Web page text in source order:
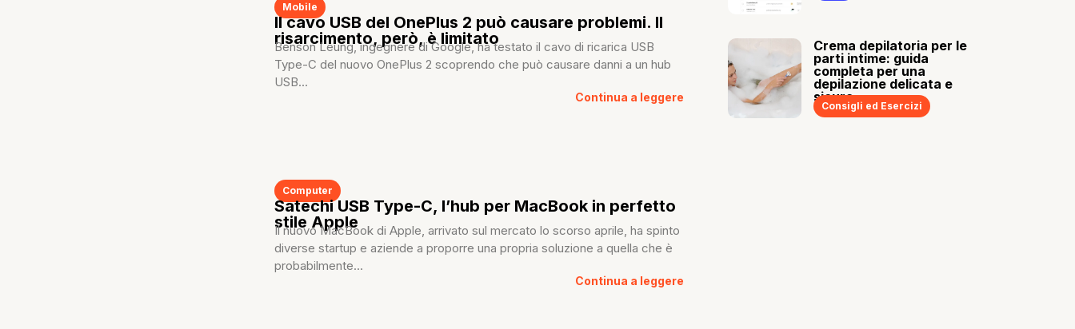
Mobile
Il cavo USB del OnePlus 2 può causare problemi. Il
risarcimento, però, è limitato
Benson Leung, ingegnere di Google, ha testato il cavo di ricarica USB
Type-C del nuovo OnePlus 2 scoprendo che può causare danni a un hub
USB...
Continua a leggere
Computer
Satechi USB Type-C, l’hub per MacBook in perfetto
stile Apple
Il nuovo MacBook di Apple, arrivato sul mercato lo scorso aprile, ha spinto
diverse startup e aziende a proporre una propria soluzione a quella che è
probabilmente...
Continua a leggere
Crema depilatoria per le
parti intime: guida
completa per una
depilazione delicata e
sicura
Consigli ed Esercizi